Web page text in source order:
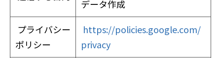
データ作成
プライバシー
ポリシー
https://policies.google.com/
privacy